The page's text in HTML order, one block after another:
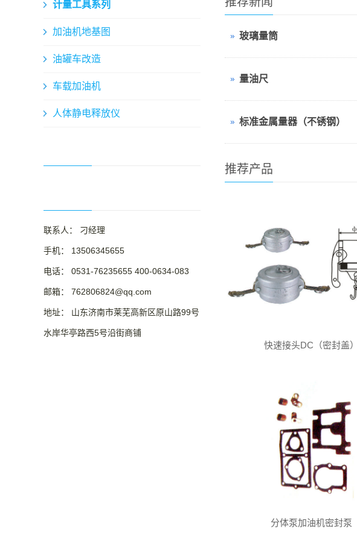
计量工具系列
加油机地基图
油罐车改造
车载加油机
人体静电释放仪
联系人： 刁经理
手机： 13506345655
电话： 0531-76235655 400-0634-083
邮箱： 762806824@qq.com
地址： 山东济南市莱芜高新区原山路99号
水岸华亭路西5号沿街商铺
玻璃量筒
量油尺
标准金属量器（不锈钢）
推荐产品
快速接头DC（密封盖）
分体泵加油机密封泵